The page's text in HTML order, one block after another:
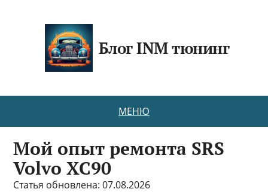
Блог INM тюнинг
МЕНЮ
Мой опыт ремонта SRS
Volvo XC90
Статья обновлена: 07.08.2026